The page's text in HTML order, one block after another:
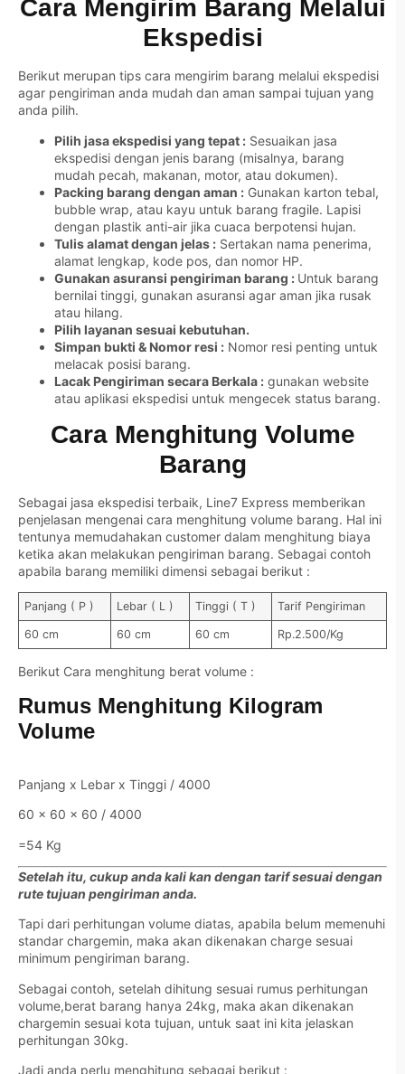
Cara Mengirim Barang Melalui
Ekspedisi
Berikut merupan tips cara mengirim barang melalui ekspedisi
agar pengiriman anda mudah dan aman sampai tujuan yang
anda pilih.
Pilih jasa ekspedisi yang tepat : Sesuaikan jasa
ekspedisi dengan jenis barang (misalnya, barang
mudah pecah, makanan, motor, atau dokumen).
Packing barang dengan aman : Gunakan karton tebal,
bubble wrap, atau kayu untuk barang fragile. Lapisi
dengan plastik anti-air jika cuaca berpotensi hujan.
Tulis alamat dengan jelas : Sertakan nama penerima,
alamat lengkap, kode pos, dan nomor HP.
Gunakan asuransi pengiriman barang : Untuk barang
bernilai tinggi, gunakan asuransi agar aman jika rusak
atau hilang.
Pilih layanan sesuai kebutuhan.
Simpan bukti & Nomor resi : Nomor resi penting untuk
melacak posisi barang.
Lacak Pengiriman secara Berkala : gunakan website
atau aplikasi ekspedisi untuk mengecek status barang.
Cara Menghitung Volume
Barang
Sebagai jasa ekspedisi terbaik, Line7 Express memberikan
penjelasan mengenai cara menghitung volume barang. Hal ini
tentunya memudahakan customer dalam menghitung biaya
ketika akan melakukan pengiriman barang. Sebagai contoh
apabila barang memiliki dimensi sebagai berikut :
Panjang ( P ) Lebar ( L ) Tinggi ( T ) Tarif Pengiriman
60 cm 60 cm 60 cm Rp.2.500/Kg
Berikut Cara menghitung berat volume :
Rumus Menghitung Kilogram
Volume
Panjang x Lebar x Tinggi / 4000
60 x 60 x 60 / 4000
=54 Kg
Setelah itu, cukup anda kali kan dengan tarif sesuai dengan
rute tujuan pengiriman anda.
Tapi dari perhitungan volume diatas, apabila belum memenuhi
standar chargemin, maka akan dikenakan charge sesuai
minimum pengiriman barang.
Sebagai contoh, setelah dihitung sesuai rumus perhitungan
volume,berat barang hanya 24kg, maka akan dikenakan
chargemin sesuai kota tujuan, untuk saat ini kita jelaskan
perhitungan 30kg.
Jadi anda perlu menghitung sebagai berikut :